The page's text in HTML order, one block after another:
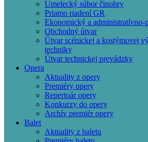
Umelecký súbor činohry
Priamo riadení GR
Ekonomický a administratívno-
Obchodný útvar
Útvar scénickej a kostýmovej
techniky
Útvar technickej prevádzky
Opera
Aktuality z opery
Premiéry opery
Repertoár opery
Konkurzy do opery
Archív premiér opery
Balet
Aktuality z baletu